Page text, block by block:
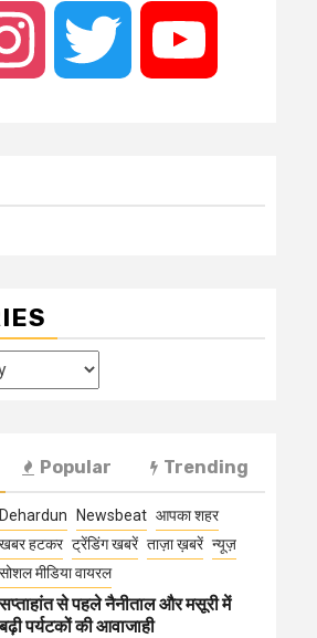
Instagram Twitter
Popular Trending
Dehardun Newsbeat आपका शहर
खबर हटकर ट्रेंडिंग खबरें ताज़ा ख़बरें न्यूज़
सोशल मीडिया वायरल
सप्ताहांत से पहले नैनीताल और मसूरी में
बढ़ी पर्यटकों की आवाजाही